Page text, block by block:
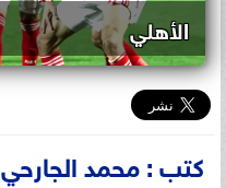
الأهلي
كتب : محمد الجارحي